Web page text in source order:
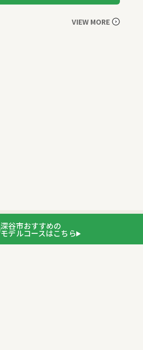
VIEW MORE
深谷市おすすめの
モデルコースはこちら